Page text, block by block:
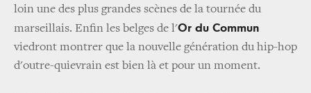
loin une des plus grandes scènes de la tournée du
marseillais. Enfin les belges de l'Or du Commun
viedront montrer que la nouvelle génération du hip-hop
d'outre-quievrain est bien là et pour un moment.